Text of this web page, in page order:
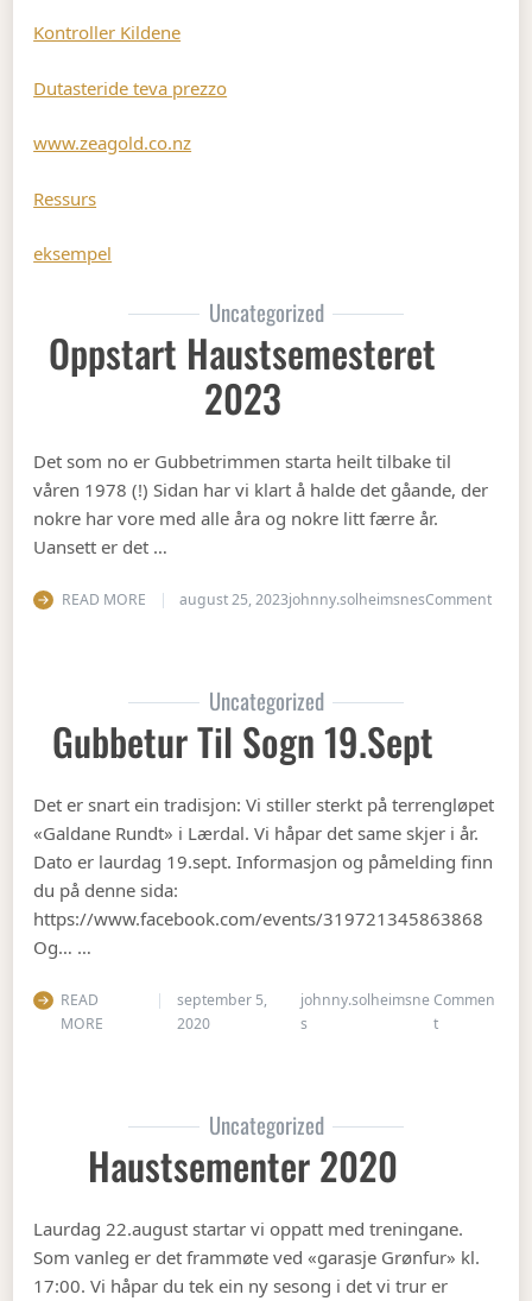
Kontroller Kildene
Dutasteride teva prezzo
www.zeagold.co.nz
Ressurs
eksempel
Uncategorized
Oppstart Haustsemesteret
2023
Det som no er Gubbetrimmen starta heilt tilbake til
våren 1978 (!) Sidan har vi klart å halde det gåande, der
nokre har vore med alle åra og nokre litt færre år.
Uansett er det …
READ MORE august 25, 2023johnny.solheimsnesCommenton
Uncategorized
Gubbetur Til Sogn 19.sept
Det er snart ein tradisjon: Vi stiller sterkt på terrengløpet
«Galdane Rundt» i Lærdal. Vi håpar det same skjer i år.
Dato er laurdag 19.sept. Informasjon og påmelding finn
du på denne sida:
https://www.facebook.com/events/319721345863868
Og… …
READ
MORE
september 5,
2020
johnny.solheimsne
s
Commen
ton Gubbetur
Uncategorized
Haustsementer 2020
Laurdag 22.august startar vi oppatt med treningane.
Som vanleg er det frammøte ved «garasje Grønfur» kl.
17:00. Vi håpar du tek ein ny sesong i det vi trur er